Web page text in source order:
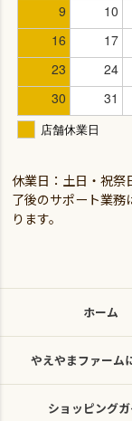
休業日：土日・祝
了後のサポート業務
ります。
ホーム
やえやまファーム
ショッピング